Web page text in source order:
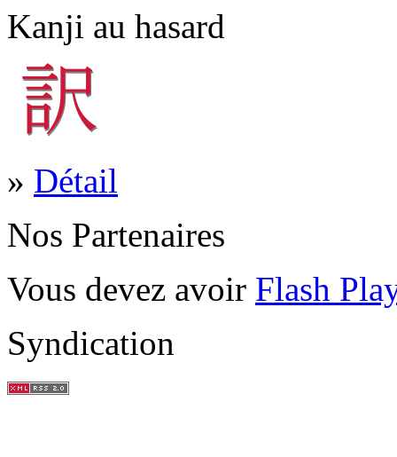
Kanji au hasard
» Détail
Nos Partenaires
Vous devez avoir Flash
Syndication